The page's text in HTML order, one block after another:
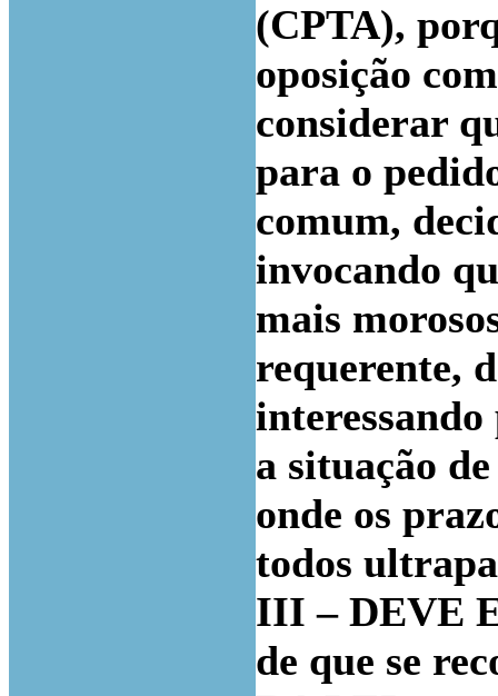
(CPTA),
oposição
considerar
para o
comum,
invocando
mais
requerente,
a situação
onde os
todos
III – DEVE
de que se